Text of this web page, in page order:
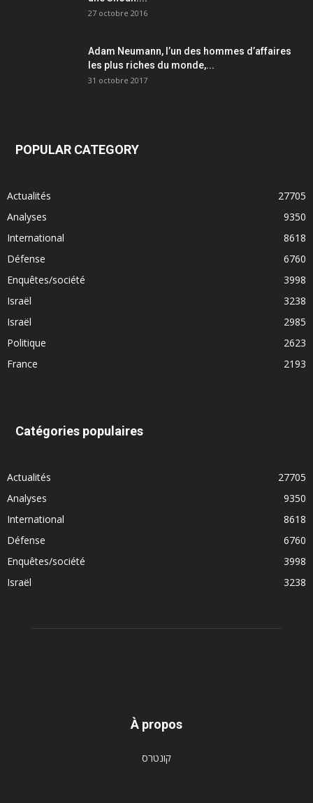
27 octobre 2016
Adam Neumann, l’un des hommes d’affaires
les plus riches du monde,...
31 octobre 2017
POPULAR CATEGORY
Actualités
27705
Analyses
9350
International
8618
Défense
6760
Enquêtes/société
3998
Israël
3238
Israël
2985
Politique
2623
France
2193
Catégories populaires
Actualités
27705
Analyses
9350
International
8618
Défense
6760
Enquêtes/société
3998
Israël
3238
À propos
קונטרס